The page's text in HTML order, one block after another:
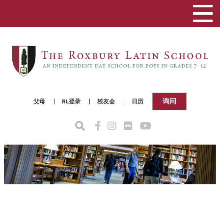
父母 RL登录 校友会 日历 询问
切
换
导